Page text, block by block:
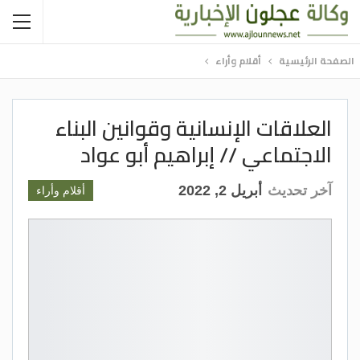
الصفحة الرئيسية أقلام وأراء
العلاقات الإنسانية وقوانين البناء
الاجتماعي // إبراهيم أبو عواد
أقلام وأراء آخر تحديث أبريل 2, 2022